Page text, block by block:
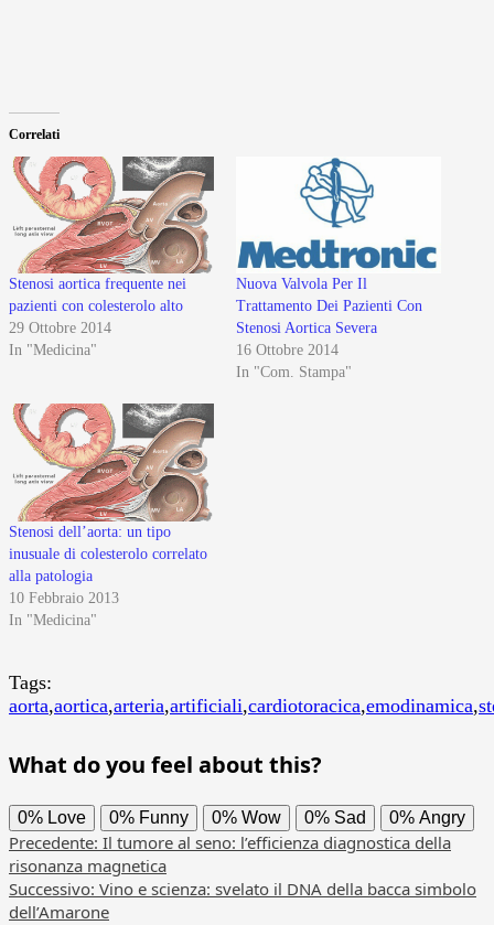
Correlati
Stenosi aortica frequente nei
pazienti con colesterolo alto
29 Ottobre 2014
In "Medicina"
Nuova Valvola Per Il
Trattamento Dei Pazienti Con
Stenosi Aortica Severa
16 Ottobre 2014
In "Com. Stampa"
Stenosi dell’aorta: un tipo
inusuale di colesterolo correlato
alla patologia
10 Febbraio 2013
In "Medicina"
Tags:
aorta,aortica,arteria,artificiali,cardiotoracica,emodinamica,
What do you feel about this?
0% Love 0% Funny 0% Wow 0% Sad 0% Angry
Navigazione
articolo
Precedente: Il tumore al seno: l’efficienza diagnostica della
risonanza magnetica
Successivo: Vino e scienza: svelato il DNA della bacca simbolo
dell’Amarone